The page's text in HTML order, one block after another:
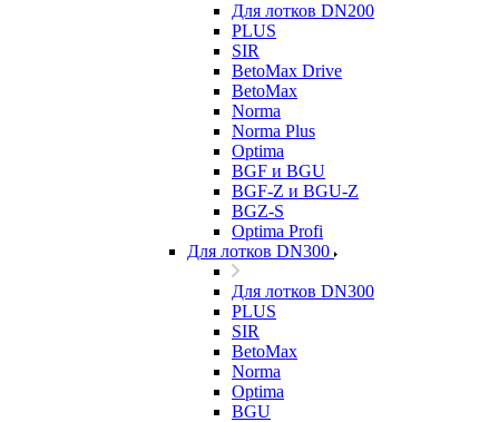
Для лотков DN200
PLUS
SIR
BetoMax Drive
BetoMax
Norma
Norma Plus
Optima
BGF и BGU
BGF-Z и BGU-Z
BGZ-S
Optima Profi
Для лотков DN300
Для лотков DN300
PLUS
SIR
BetoMax
Norma
Optima
BGU